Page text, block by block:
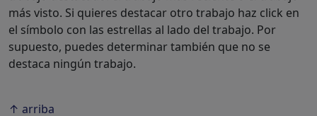
más visto. Si quieres destacar otro trabajo haz click en
el símbolo con las estrellas al lado del trabajo. Por
supuesto, puedes determinar también que no se
destaca ningún trabajo.
↑ arriba